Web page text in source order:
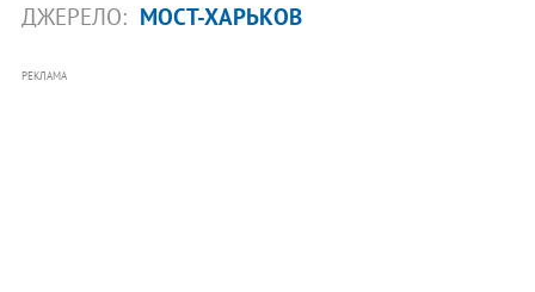
ДЖЕРЕЛО: МОСТ-ХАРЬКОВ
РЕКЛАМА